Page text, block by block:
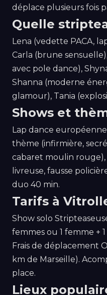
déplace plusieurs fois
Quelle
Lena (vedette PACA,
Carla (brune
avec pole dance),
Shanna (moderne
glamour), Tania
Shows et
Lap dance
thème (infirmière,
cabaret moulin rouge),
livreuse, fausse
duo 40 min.
Tarifs à
Show solo
femmes ou 1 femme +
Frais de déplacement
km de Marseille).
place.
Lieux